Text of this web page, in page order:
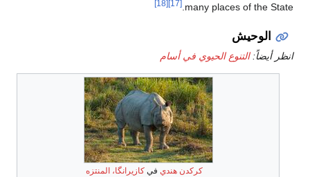
many places of the State.
الوحيش
انظر أيضاً:التنوع الحيوي في أسام
كركدن هنديفيكازيرانگا، المنتزه